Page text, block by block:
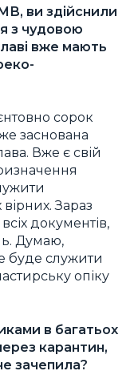
ви здійснили
з чудовою
вже мають
сорок
заснована
Вже є свій
Зараз
документів,
Думаю,
буде служити
опіку
в багатьох
карантин,
зачепила?